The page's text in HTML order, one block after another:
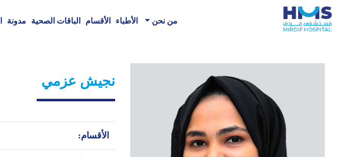
من نحن الأطباء الأقسام الباقات الصحية مدونة
نجيش عزمي
الأقسام: